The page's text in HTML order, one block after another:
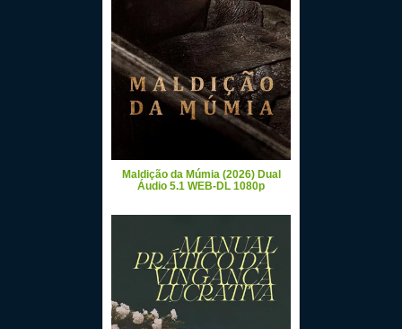
Maldição da Múmia (2026) Dual
Áudio 5.1 WEB-DL 1080p